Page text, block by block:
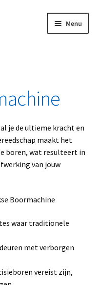
Menu
je de ultieme kracht en
maakt het
boren, wat resulteert in
van jouw
Boormachine
waar traditionele
met verborgen
vereist zijn,